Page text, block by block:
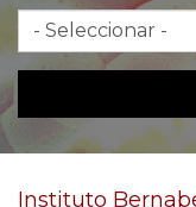
Mes
Instituto